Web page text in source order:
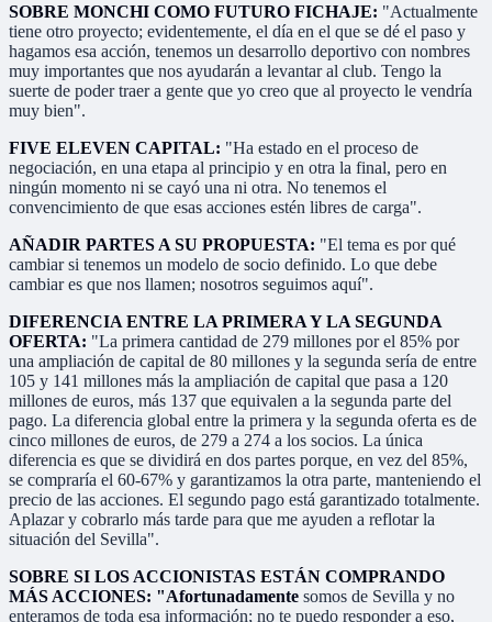
SOBRE MONCHI COMO FUTURO FICHAJE: "Actualmente
tiene otro proyecto; evidentemente, el día en el que se dé el paso y
hagamos esa acción, tenemos un desarrollo deportivo con nombres
muy importantes que nos ayudarán a levantar al club. Tengo la
suerte de poder traer a gente que yo creo que al proyecto le vendría
muy bien".
FIVE ELEVEN CAPITAL: "Ha estado en el proceso de
negociación, en una etapa al principio y en otra la final, pero en
ningún momento ni se cayó una ni otra. No tenemos el
convencimiento de que esas acciones estén libres de carga".
AÑADIR PARTES A SU PROPUESTA: "El tema es por qué
cambiar si tenemos un modelo de socio definido. Lo que debe
cambiar es que nos llamen; nosotros seguimos aquí".
DIFERENCIA ENTRE LA PRIMERA Y LA SEGUNDA
OFERTA: "La primera cantidad de 279 millones por el 85% por
una ampliación de capital de 80 millones y la segunda sería de entre
105 y 141 millones más la ampliación de capital que pasa a 120
millones de euros, más 137 que equivalen a la segunda parte del
pago. La diferencia global entre la primera y la segunda oferta es de
cinco millones de euros, de 279 a 274 a los socios. La única
diferencia es que se dividirá en dos partes porque, en vez del 85%,
se compraría el 60-67% y garantizamos la otra parte, manteniendo el
precio de las acciones. El segundo pago está garantizado totalmente.
Aplazar y cobrarlo más tarde para que me ayuden a reflotar la
situación del Sevilla".
SOBRE SI LOS ACCIONISTAS ESTÁN COMPRANDO
MÁS ACCIONES: "Afortunadamente somos de Sevilla y no
enteramos de toda esa información; no te puedo responder a eso,